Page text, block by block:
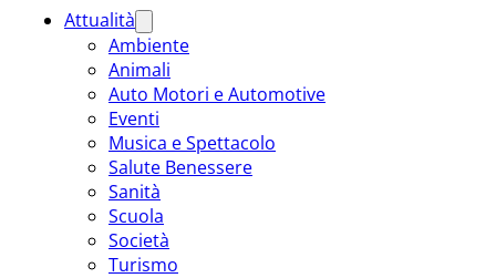
Attualità
Ambiente
Animali
Auto Motori e Automotive
Eventi
Musica e Spettacolo
Salute Benessere
Sanità
Scuola
Società
Turismo